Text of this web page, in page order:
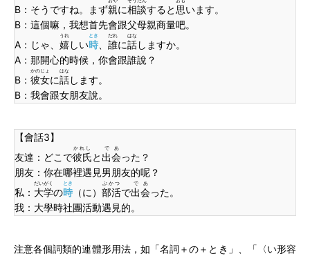
B：そうですね。まず親に相談すると 思います。
B：這個嘛，我想首先會跟父母親商量吧。
A：じゃ、 嬉
うれ
しい時
とき
誰
だれ
に話
はな
しますか。
A：那開心的時候，你會跟誰說？
B： 彼女
かのじょ
に話
はな
します。
B：我會跟女朋友說。
【會話3】
友達：どこで彼氏
かれし
と出会
であ
った？
朋友：你在哪裡遇見男朋友的呢？
私： 大学
だいがく
の時
とき
（に） 部活
ぶかつ
で出会
であ
った。
我：大學時社團活動遇見的。
注意各個詞類的連體形用法，如「名詞＋の＋とき」、「〈い形容